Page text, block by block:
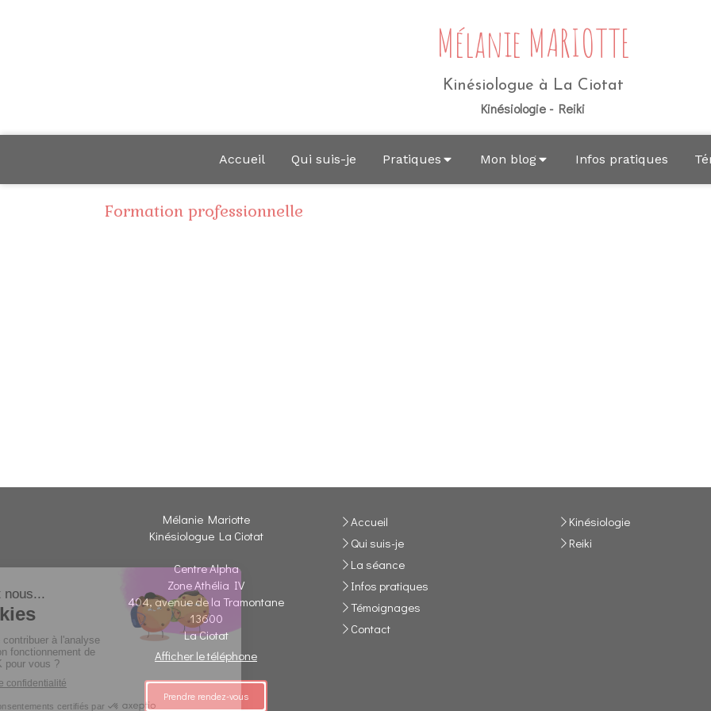
Mélanie MARIOTTE
Kinésiologue à La Ciotat
Kinésiologie - Reiki
Accueil Qui suis-je Pratiques Mon blog Infos pratiques
Formation professionnelle
Mélanie Mariotte
Kinésiologue La Ciotat
Centre Alpha
Zone Athélia IV
404, avenue de la Tramontane
13600
La Ciotat
Afficher le téléphone
Prendre rendez-vous
Accueil
Qui suis-je
La séance
Infos pratiques
Témoignages
Contact
Kinésiologie
Reiki